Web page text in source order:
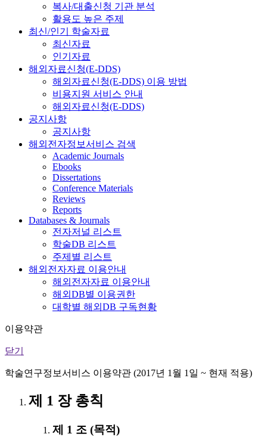
복사/대출신청 기관 분석
활용도 높은 주제
최신/인기 학술자료
최신자료
인기자료
해외자료신청(E-DDS)
해외자료신청(E-DDS) 이용 방법
비용지원 서비스 안내
해외자료신청(E-DDS)
공지사항
공지사항
해외전자정보서비스 검색
Academic Journals
Ebooks
Dissertations
Conference Materials
Reviews
Reports
Databases & Journals
전자저널 리스트
학술DB 리스트
주제별 리스트
해외전자자료 이용안내
해외전자자료 이용안내
해외DB별 이용권한
대학별 해외DB 구독현황
이용약관
닫기
학술연구정보서비스 이용약관 (2017년 1월 1일 ~ 현재 적용)
제 1 장 총칙
제 1 조 (목적)